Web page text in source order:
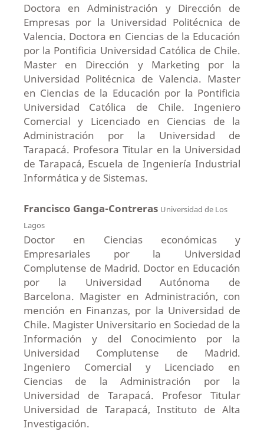
Doctora en Administración y Dirección de
Empresas por la Universidad Politécnica de
Valencia. Doctora en Ciencias de la Educación
por la Pontificia Universidad Católica de Chile.
Master en Dirección y Marketing por la
Universidad Politécnica de Valencia. Master
en Ciencias de la Educación por la Pontificia
Universidad Católica de Chile. Ingeniero
Comercial y Licenciado en Ciencias de la
Administración por la Universidad de
Tarapacá. Profesora Titular en la Universidad
de Tarapacá, Escuela de Ingeniería Industrial
Informática y de Sistemas.
Francisco Ganga-Contreras Universidad de Los
Lagos
Doctor en Ciencias económicas y
Empresariales por la Universidad
Complutense de Madrid. Doctor en Educación
por la Universidad Autónoma de
Barcelona. Magister en Administración, con
mención en Finanzas, por la Universidad de
Chile. Magister Universitario en Sociedad de la
Información y del Conocimiento por la
Universidad Complutense de Madrid.
Ingeniero Comercial y Licenciado en
Ciencias de la Administración por la
Universidad de Tarapacá. Profesor Titular
Universidad de Tarapacá, Instituto de Alta
Investigación.